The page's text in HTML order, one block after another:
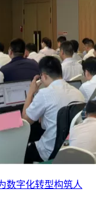
数字化转型构筑人